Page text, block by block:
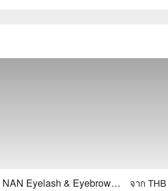
NAN Eyelash & Eyebrows (Pracha Uthit) จาก THB